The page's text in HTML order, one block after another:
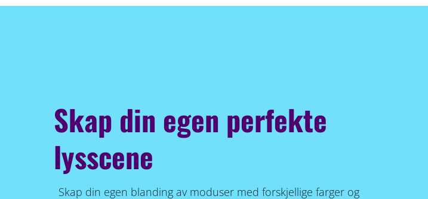
Skap din egen perfekte
lysscene
Skap din egen blanding av moduser med forskjellige farger og